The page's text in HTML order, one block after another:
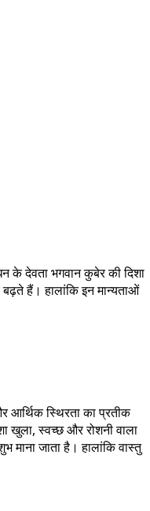
के देवता भगवान कुबेर की दिशा
हैं। हालांकि इन मान्यताओं
आर्थिक स्थिरता का प्रतीक
खुला, स्वच्छ और रोशनी वाला
माना जाता है। हालांकि वास्तु